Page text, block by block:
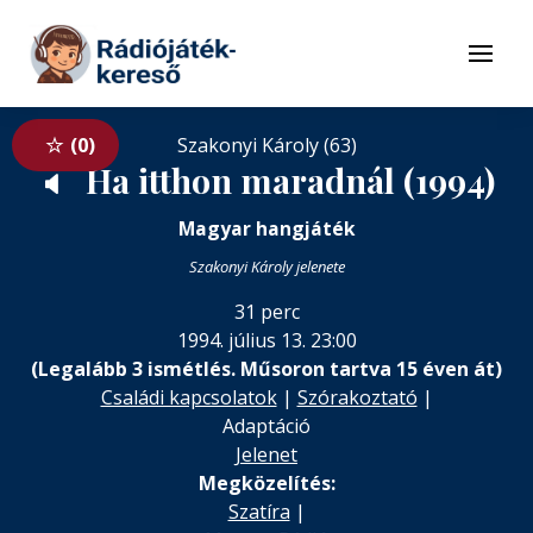
Tovább a tartalomhoz
Menü
0 Szakonyi Károly (63)
🔈 Ha itthon maradnál (1994)
Magyar hangjáték
Szakonyi Károly jelenete
31 perc
1994. július 13. 23:00
(Legalább 3 ismétlés. Műsoron tartva 15 éven át)
Családi kapcsolatok| Szórakoztató |
Adaptáció
Jelenet
Megközelítés:
Szatíra |